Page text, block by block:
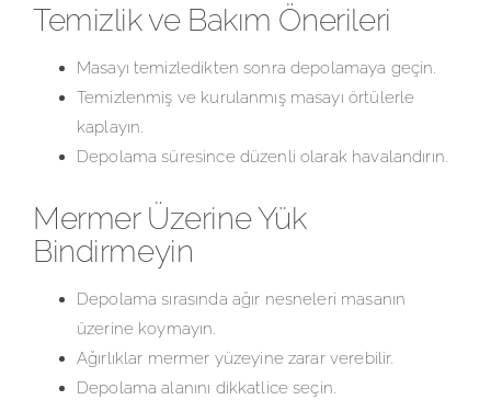
Temizlik ve Bakım Önerileri
Masayı temizledikten sonra depolamaya geçin.
Temizlenmiş ve kurulanmış masayı örtülerle
kaplayın.
Depolama süresince düzenli olarak havalandırın.
Mermer Üzerine Yük
Bindirmeyin
Depolama sırasında ağır nesneleri masanın
üzerine koymayın.
Ağırlıklar mermer yüzeyine zarar verebilir.
Depolama alanını dikkatlice seçin.